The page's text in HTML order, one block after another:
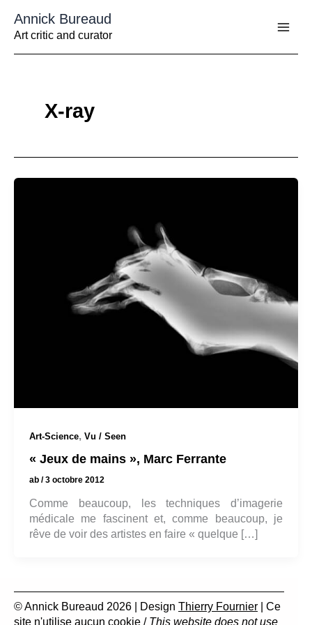
contenu
Annick Bureaud
Art critic and curator
X-ray
Art-Science, Vu / Seen
« Jeux de mains », Marc Ferrante
ab /3 octobre 2012
Comme beaucoup, les techniques d’imagerie
médicale me fascinent et, comme beaucoup, je
rêve de voir des artistes en faire « quelque […]
© Annick Bureaud 2026 | Design Thierry Fournier | Ce
site n'utilise aucun cookie / This website does not use